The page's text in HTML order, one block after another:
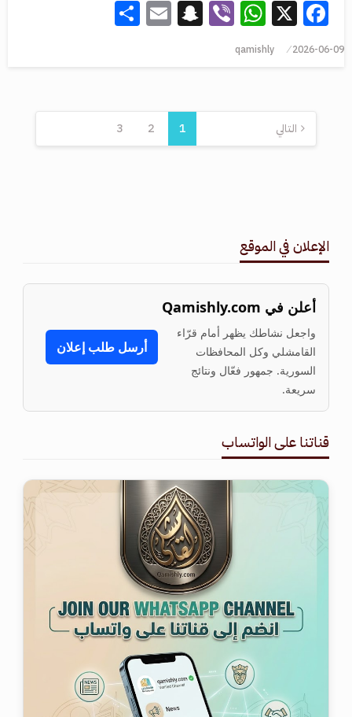
Facebook
X
WhatsApp
Viber
Snapchat
Email
2026-06-09
qamishly
1
2
3 التالي
الإعلان في الموقع
أعلن في Qamishly.com
واجعل نشاطك يظهر أمام قرّاء
القامشلي وكل المحافظات
السورية. جمهور فعّال ونتائج
سريعة.
أرسل طلب إعلان
قناتنا على الواتساب